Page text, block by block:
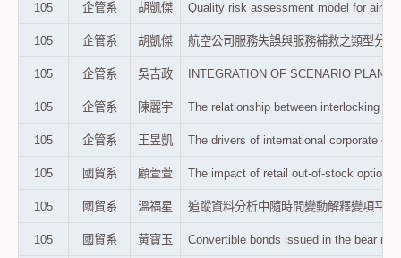
105 企管系 胡凱傑 Quality risk assessment model for
105 企管系 胡凱傑 航空公司服務失誤與服務補救之類型分
105 企管系 吳吉政 INTEGRATION OF SCENARIO
105 企管系 陳麗宇 The relationship between interlocking
105 企管系 王昱凱 The drivers of international corporate
105 國貿系 顧萱萱 The impact of retail out-of-stock options
105 國貿系 溫福星 追蹤資料分析中隨時間變動解釋變項平
105 國貿系 黃寶玉 Convertible bonds issued in the bear